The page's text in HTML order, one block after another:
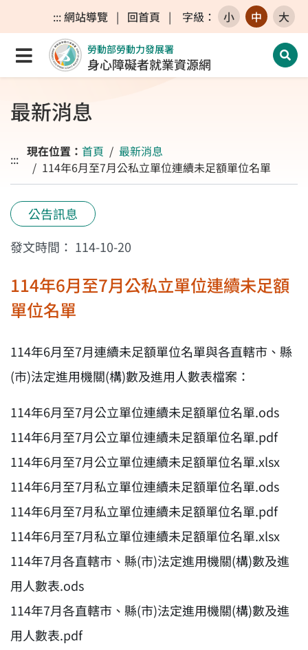
跳至主要內容區
跳至主要選單
跳至網站搜尋
:::網站導覽 | 回首頁 | 字級 ： 小 中 大
點選開啟選單
勞動部勞動力發展署
身心障礙者就業資源網 開
最新消息
::: 現在位置： 首頁
最新消息
114年6月至7月公私立單位連續未足額單位名單
公告訊息
發文時間： 114-10-20
114年6月至7月公私立單位連續未足額
單位名單
114年6月至7月連續未足額單位名單與各直轄市、縣
(市)法定進用機關(構)數及進用人數表檔案：
114年6月至7月公立單位連續未足額單位名單.ods
114年6月至7月公立單位連續未足額單位名單.pdf
114年6月至7月公立單位連續未足額單位名單.xlsx
114年6月至7月私立單位連續未足額單位名單.ods
114年6月至7月私立單位連續未足額單位名單.pdf
114年6月至7月私立單位連續未足額單位名單.xlsx
114年7月各直轄市、縣(市)法定進用機關(構)數及進
用人數表.ods
114年7月各直轄市、縣(市)法定進用機關(構)數及進
用人數表.pdf